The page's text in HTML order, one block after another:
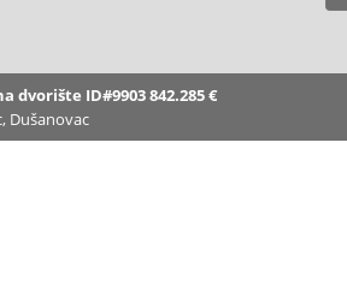
dvorište ID#9903 842.285 €
Dušanovac